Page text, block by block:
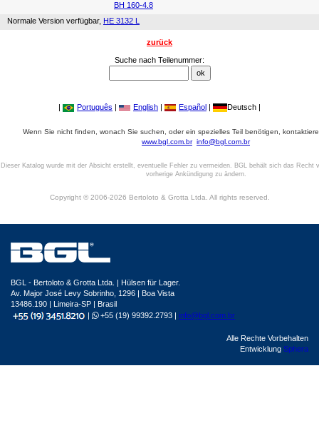
BH 160-4.8
Normale Version verfügbar, HE 3132 L
zurück
Suche nach Teilenummer:
| Português | English | Español | Deutsch |
Wenn Sie nicht finden, wonach Sie suchen, oder ein spezielles Teil benötigen,
www.bgl.com.br info@bgl.com.br
Dieser Katalog wurde mit der Absicht erstellt, eventuelle Fehler zu vermeiden. BGL behält sich das Recht
vorherige Ankündigung zu ändern.
Copyright © 2006-2026 Bertoloto & Grotta Ltda. All rights reserved.
BGL - Bertoloto & Grotta Ltda. | Hülsen für Lager.
Av. Major José Levy Sobrinho, 1296 | Boa Vista
13486.190 | Limeira-SP | Brasil
|
+55 (19) 99392.2793 | info@bgl.com.br
Alle Rechte Vorbehalten
Entwicklung Sphera